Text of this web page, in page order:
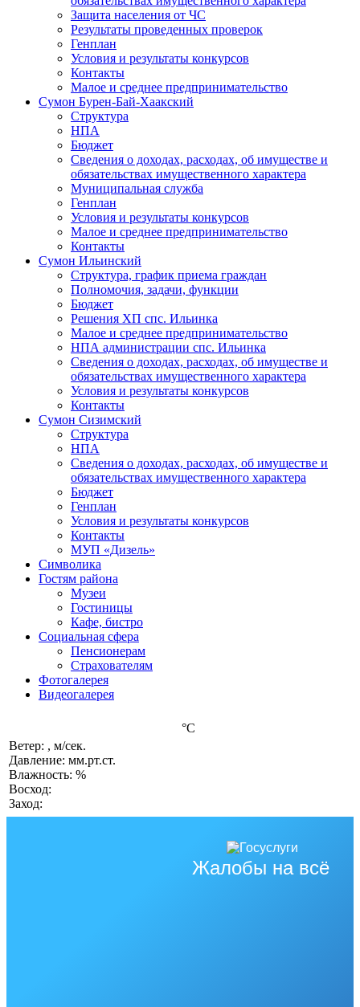
Защита населения от ЧС
Результаты проведенных проверок
Генплан
Условия и результаты конкурсов
Контакты
Малое и среднее предпринимательство
Сумон Бурен-Бай-Хаакский
Структура
НПА
Бюджет
Сведения о доходах, расходах, об имуществе и
обязательствах имущественного характера
Муниципальная служба
Генплан
Условия и результаты конкурсов
Малое и среднее предпринимательство
Контакты
Сумон Ильинский
Структура, график приема граждан
Полномочия, задачи, функции
Бюджет
Решения ХП спс. Ильинка
Малое и среднее предпринимательство
НПА администрации спс. Ильинка
Сведения о доходах, расходах, об имуществе и
обязательствах имущественного характера
Условия и результаты конкурсов
Контакты
Сумон Сизимский
Структура
НПА
Сведения о доходах, расходах, об имуществе и
обязательствах имущественного характера
Бюджет
Генплан
Условия и результаты конкурсов
Контакты
МУП «Дизель»
Символика
Гостям района
Музеи
Гостиницы
Кафе, бистро
Социальная сфера
Пенсионерам
Страхователям
Фотогалерея
Видеогалерея
°C
Ветер: , м/сек.
Давление: мм.рт.ст.
Влажность: %
Восход:
Заход:
Жалобы на всё